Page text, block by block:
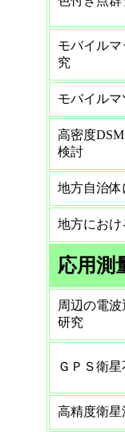
モバイル
究
モバイル
高密度
検討
地方自治
地方におけ
応用測
周辺の電
研究
ＧＰＳ衛
高精度衛